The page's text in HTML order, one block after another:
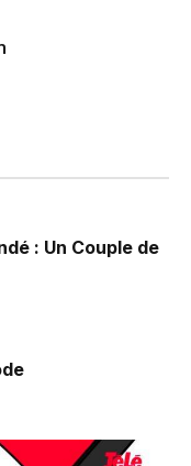
: Un Couple de